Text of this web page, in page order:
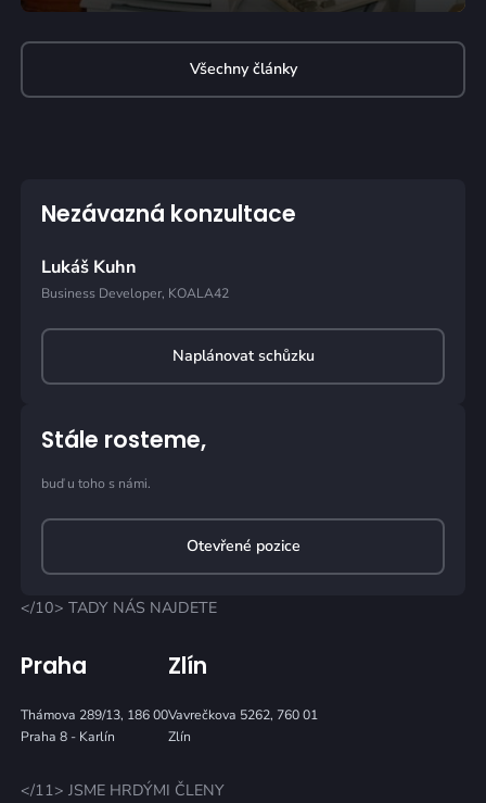
Všechny články
</10> TADY NÁS NAJDETE
Praha
Thámova 289/13, 186 00
Praha 8 - Karlín
Zlín
Vavrečkova 5262, 760 01
Zlín
</11> JSME HRDÝMI ČLENY
Nezávazná konzultace
Lukáš Kuhn
Business Developer, KOALA42
Naplánovat schůzku
Stále rosteme,
buď u toho s námi.
Otevřené pozice